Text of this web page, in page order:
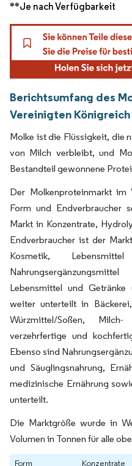
**Je nach Verfügbarkeit
Berichtsumfang des
Vereinigten Königreich
Molke ist die Flüssigkeit, die
von Milch verbleibt, und
Bestandteil gewonnene
Der Molkenproteinmarkt im
Form und Endverbraucher
Markt in Konzentrate,
Endverbraucher ist der
Kosmetik,
Lebensmittel und
weiter unterteilt in
Würzmittel/Soßen,
verzehrfertige und
Ebenso sind
und Säuglingsnahrung,
medizinische Ernährung
unterteilt.
Die Marktgröße wurde in
Volumen in Tonnen für alle
Form Konzentrate